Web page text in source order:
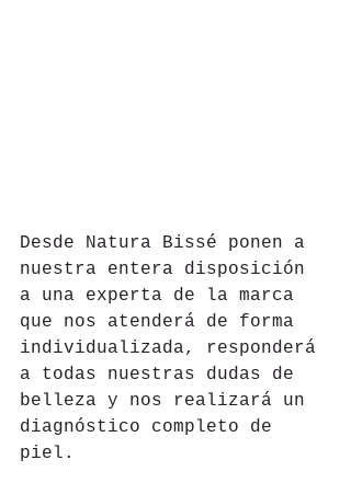
Desde Natura Bissé ponen a
nuestra entera disposición
a una experta de la marca
que nos atenderá de forma
individualizada, responderá
a todas nuestras dudas de
belleza y nos realizará un
diagnóstico completo de
piel.